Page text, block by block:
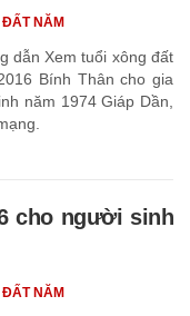
dẫn Xem tuổi xông đất
Bính Thân cho gia
năm 1974 Giáp Dần,
ĐẤT NĂM
cho người sinh
ĐẤT NĂM